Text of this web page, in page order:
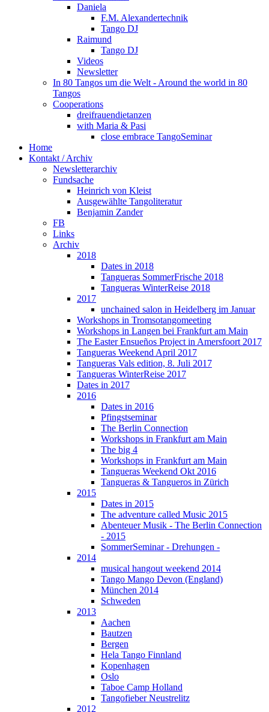
Daniela
F.M. Alexandertechnik
Tango DJ
Raimund
Tango DJ
Videos
Newsletter
In 80 Tangos um die Welt - Around the world in 80
Tangos
Cooperations
dreifrauendietanzen
with Maria & Pasi
close embrace TangoSeminar
Home
Kontakt / Archiv
Newsletterarchiv
Fundsache
Heinrich von Kleist
Ausgewählte Tangoliteratur
Benjamin Zander
FB
Links
Archiv
2018
Dates in 2018
Tangueras SommerFrische 2018
Tangueras WinterReise 2018
2017
unchained salon in Heidelberg im Januar
Workshops in Tromsotangomeeting
Workshops in Langen bei Frankfurt am Main
The Easter Ensueños Project in Amersfoort 2017
Tangueras Weekend April 2017
Tangueras Vals edition, 8. Juli 2017
Tangueras WinterReise 2017
Dates in 2017
2016
Dates in 2016
Pfingstseminar
The Berlin Connection
Workshops in Frankfurt am Main
The big 4
Workshops in Frankfurt am Main
Tangueras Weekend Okt 2016
Tangueras & Tangueros in Zürich
2015
Dates in 2015
The adventure called Music 2015
Abenteuer Musik - The Berlin Connection
- 2015
SommerSeminar - Drehungen -
2014
musical hangout weekend 2014
Tango Mango Devon (England)
München 2014
Schweden
2013
Aachen
Bautzen
Bergen
Hela Tango Finnland
Kopenhagen
Oslo
Taboe Camp Holland
Tangofieber Neustrelitz
2012